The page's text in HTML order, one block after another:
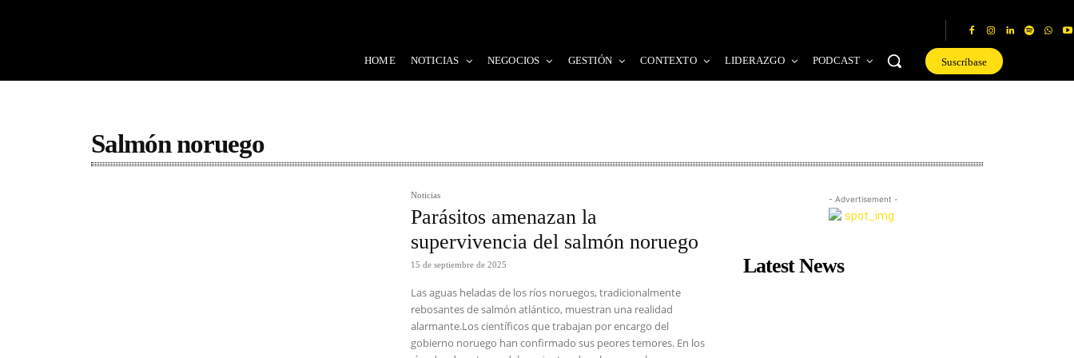
HOME NOTICIAS NEGOCIOS GESTIÓN CONTEXTO LIDERAZGO PODCAST Suscríbase
Salmón noruego
Noticias
Parásitos amenazan la
supervivencia del salmón noruego
15 de septiembre de 2025
Las aguas heladas de los ríos noruegos, tradicionalmente
rebosantes de salmón atlántico, muestran una realidad
alarmante.Los científicos que trabajan por encargo del
gobierno noruego han confirmado sus peores temores. En los
- Advertisement -
Latest News